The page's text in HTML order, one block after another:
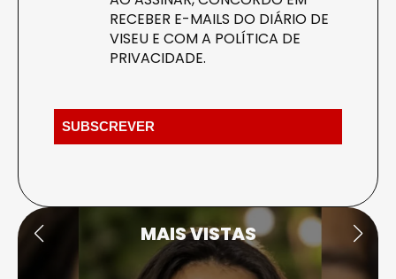
RECEBER E-MAILS DO DIÁRIO DE
VISEU E COM A POLÍTICA DE
PRIVACIDADE.
MAIS VISTAS